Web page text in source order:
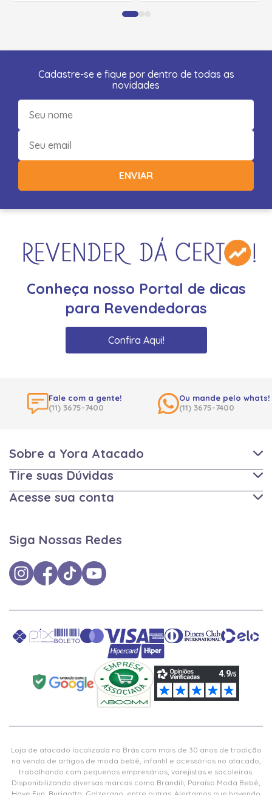
Cadastre-se e fique por dentro de todas as
novidades
ENVIAR
Conheça nosso Portal de dicas
para Revendedoras
Confira Aqui!
Fale com a gente!
(11) 3675-7400
Ou mande pelo whats!
(11) 3675-7400
Sobre a Yora Atacado
Tire suas Dúvidas
Acesse sua conta
Siga Nossas Redes
Loja de atacado localizada no Brás com mais de 30 anos de tradição
na venda de artigos de moda bebê, infantil e acessórios no atacado,
trabalhando com pequenos empresários, varejistas e sacoleiras.
Disponibilizando diversas marcas como Brandili, Paraíso Moda Bebê,